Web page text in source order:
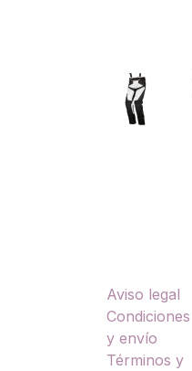
Aviso legal
y envío
Términos y